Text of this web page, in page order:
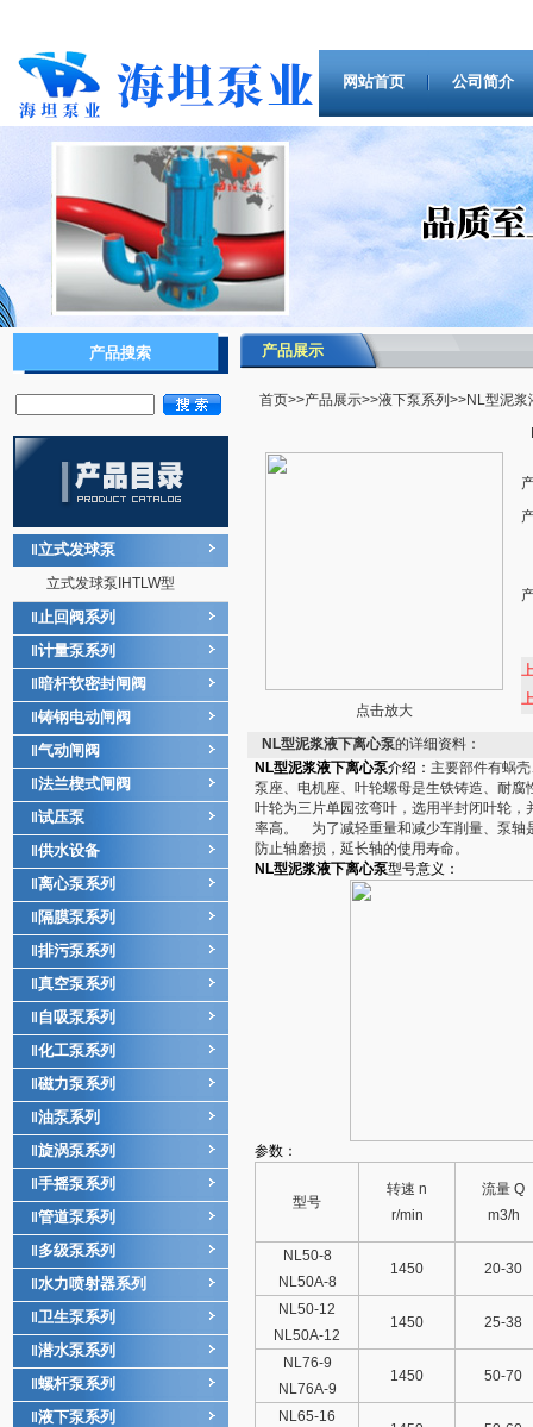
网站首页 公司简介
产品搜索
立式发球泵
立式发球泵IHTLW型
止回阀系列
计量泵系列
暗杆软密封闸阀
铸钢电动闸阀
气动闸阀
法兰楔式闸阀
试压泵
供水设备
离心泵系列
隔膜泵系列
排污泵系列
真空泵系列
自吸泵系列
化工泵系列
磁力泵系列
油泵系列
旋涡泵系列
手摇泵系列
管道泵系列
多级泵系列
水力喷射器系列
卫生泵系列
潜水泵系列
螺杆泵系列
液下泵系列
产品展示
首页>>产品展示>>液下泵系列 >>NL型泥
点击放大
NL型泥浆液下离心泵的详细资料：
NL型泥浆液下离心泵介绍： 主要部件有蜗
泵座、电机座、叶轮螺母是生铁铸造、耐
叶轮为三片单园弦弯叶，选用半封闭叶轮
率高。 为了减轻重量和减少车削量、泵轴
防止轴磨损，延长轴的使用寿命。
NL型泥浆液下离心泵型号意义：
参数：
型号
转速 n
r/min
流量 Q
m3/h
NL50-8
NL50A-8
1450 20-30
NL50-12
NL50A-12
1450 25-38
NL76-9
NL76A-9
1450 50-70
NL65-16